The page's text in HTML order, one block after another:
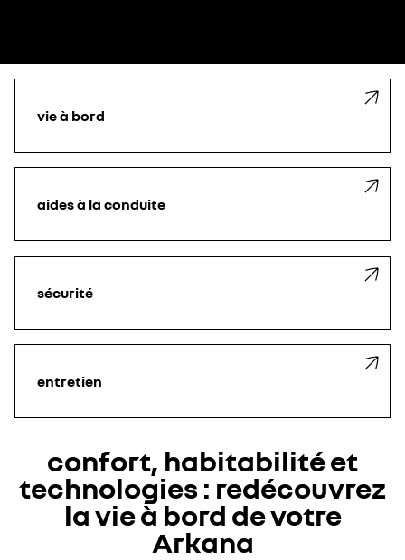
vie à bord
aides à la conduite
sécurité
entretien
confort, habitabilité et
technologies : redécouvrez
la vie à bord de votre
Arkana